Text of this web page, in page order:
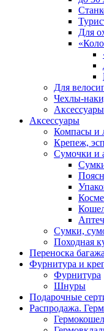
Для
Для
Чехлы-
Аксессуары
Аксессуары
Компасы и
Крепеж,
Сумочки и
Сумки,
Походная
Переноска багажа
Фурнитура и
Фурнитура
Шнуры
Подарочные
Распродажа.